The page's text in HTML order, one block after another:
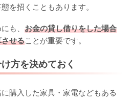
を招くこともあります。
も、 お金の貸し借りをした場合
せることが重要です。
方を決めておく
購入した家具・家電などもある